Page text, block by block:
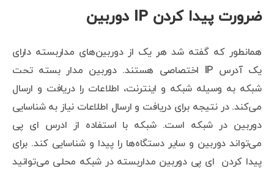
ضرورت پیدا کردن IP دوربین
همانطور که گفته شد هر یک از دوربین‌های مداربسته دارای
یک آدرس IP اختصاصی هستند. دوربین مدار بسته تحت
شبکه به وسیله شبکه و اینترنت، اطلاعات را دریافت و ارسال
می‌کند. در نتیجه برای دریافت و ارسال اطلاعات نیاز به شناسایی
دوربین در شبکه است. شبکه با استفاده از ادرس ای پی
می‌تواند دوربین و سایر دستگاه‌ها را پیدا و شناسایی کند. برای
پیدا کردن ای پی دوربین مداربسته در شبکه محلی می‌توانید